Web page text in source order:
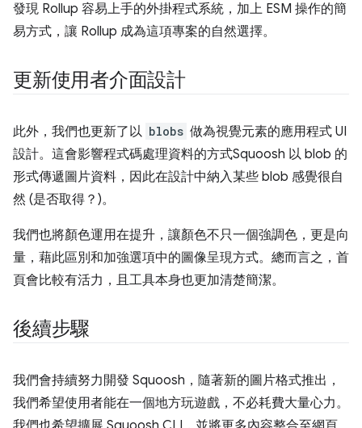
發現 Rollup 容易上手的外掛程式系統，加上 ESM 操作的簡
易方式，讓 Rollup 成為這項專案的自然選擇。
更新使用者介面設計
此外，我們也更新了以 blobs 做為視覺元素的應用程式 UI
設計。這會影響程式碼處理資料的方式Squoosh 以 blob 的
形式傳遞圖片資料，因此在設計中納入某些 blob 感覺很自
然 (是否取得？)。
我們也將顏色運用在提升，讓顏色不只一個強調色，更是向
量，藉此區別和加強選項中的圖像呈現方式。總而言之，首
頁會比較有活力，且工具本身也更加清楚簡潔。
後續步驟
我們會持續努力開發 Squoosh，隨著新的圖片格式推出，
我們希望使用者能在一個地方玩遊戲，不必耗費大量心力。